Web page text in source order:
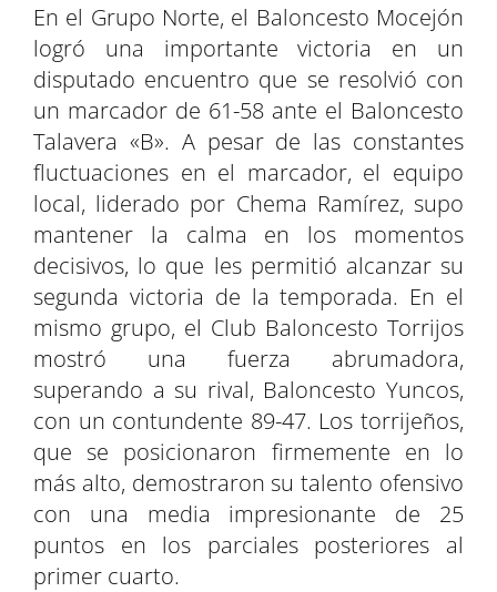
En el Grupo Norte, el Baloncesto Mocejón
logró una importante victoria en un
disputado encuentro que se resolvió con
un marcador de 61-58 ante el Baloncesto
Talavera «B». A pesar de las constantes
fluctuaciones en el marcador, el equipo
local, liderado por Chema Ramírez, supo
mantener la calma en los momentos
decisivos, lo que les permitió alcanzar su
segunda victoria de la temporada. En el
mismo grupo, el Club Baloncesto Torrijos
mostró una fuerza abrumadora,
superando a su rival, Baloncesto Yuncos,
con un contundente 89-47. Los torrijeños,
que se posicionaron firmemente en lo
más alto, demostraron su talento ofensivo
con una media impresionante de 25
puntos en los parciales posteriores al
primer cuarto.